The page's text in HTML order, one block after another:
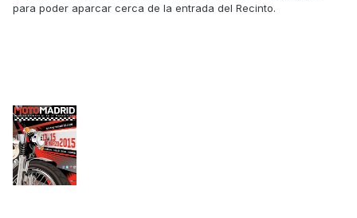
para poder aparcar cerca de la entrada del Recinto.